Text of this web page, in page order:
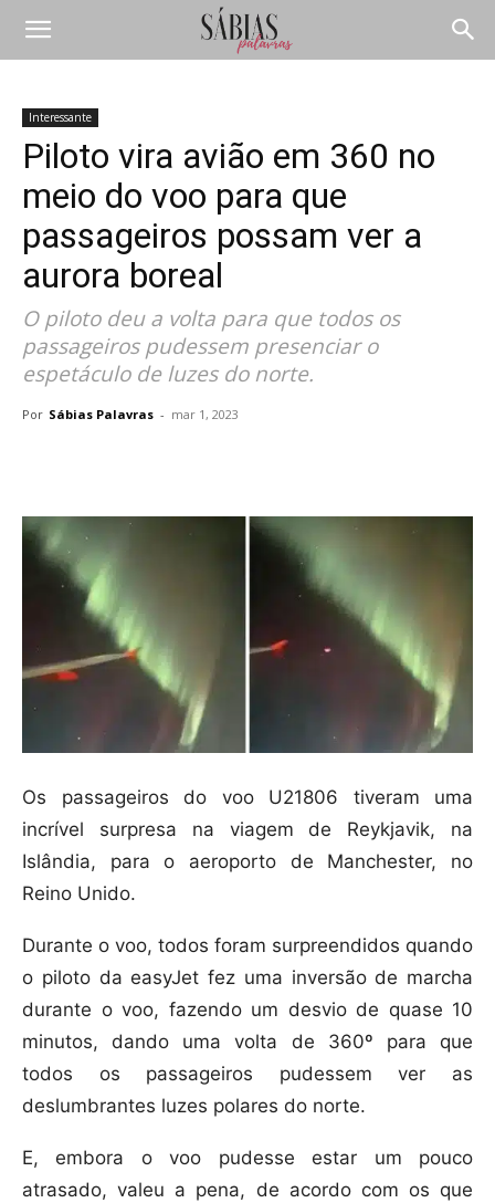
Interessante
Piloto vira avião em 360 no
meio do voo para que
passageiros possam ver a
aurora boreal
O piloto deu a volta para que todos os
passageiros pudessem presenciar o
espetáculo de luzes do norte.
Por Sábias Palavras - mar 1, 2023
Os passageiros do voo U21806 tiveram uma
incrível surpresa na viagem de Reykjavik, na
Islândia, para o aeroporto de Manchester, no
Reino Unido.
Durante o voo, todos foram surpreendidos quando
o piloto da easyJet fez uma inversão de marcha
durante o voo, fazendo um desvio de quase 10
minutos, dando uma volta de 360º para que
todos os passageiros pudessem ver as
deslumbrantes luzes polares do norte.
E, embora o voo pudesse estar um pouco
atrasado, valeu a pena, de acordo com os que